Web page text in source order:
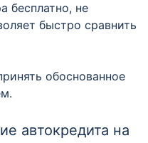
бесплатно, не
быстро сравнить
обоснованное
автокредита на